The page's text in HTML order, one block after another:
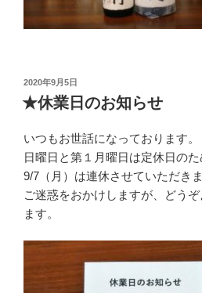
投
稿
日:
2020年9月5日
★休業日のお知らせ
いつもお世話になっております。
日曜日と第１月曜日は定休日のた
9/7（月）は連休させていただきま
ご迷惑をおかけしますが、どう
ます。